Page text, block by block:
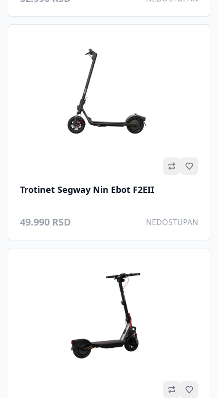
Trotinet Segway Nin Ebot F2EII
49.990 RSD NEDOSTUPAN